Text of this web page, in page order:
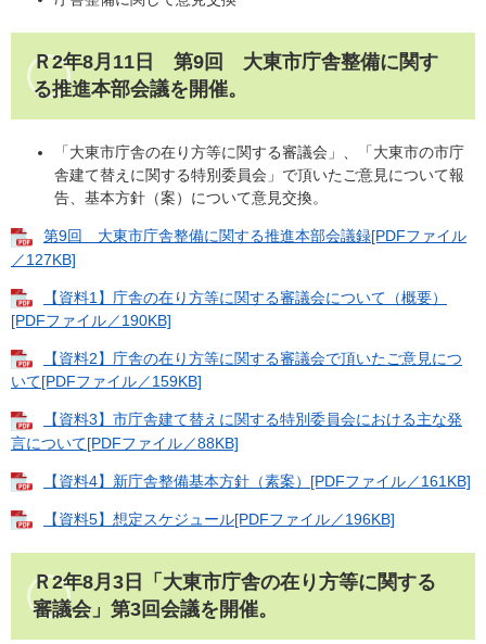
Ｒ2年8月11日 第9回 大東市庁舎整備に関す
る推進本部会議を開催。
「大東市庁舎の在り方等に関する審議会」、「大東市の市庁
舎建て替えに関する特別委員会」で頂いたご意見について報
告、基本方針（案）について意見交換。
第9回 大東市庁舎整備に関する推進本部会議録[PDFファイル
／127KB]
【資料1】庁舎の在り方等に関する審議会について（概要）
[PDFファイル／190KB]
【資料2】庁舎の在り方等に関する審議会で頂いたご意見につ
いて[PDFファイル／159KB]
【資料3】市庁舎建て替えに関する特別委員会における主な発
言について[PDFファイル／88KB]
【資料4】新庁舎整備基本方針（素案）[PDFファイル／161KB]
【資料5】想定スケジュール[PDFファイル／196KB]
Ｒ2年8月3日「大東市庁舎の在り方等に関する
審議会」第3回会議を開催。